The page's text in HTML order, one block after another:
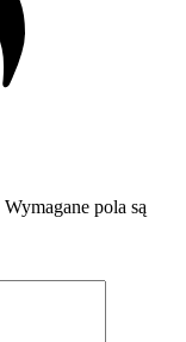
Wymagane pola są